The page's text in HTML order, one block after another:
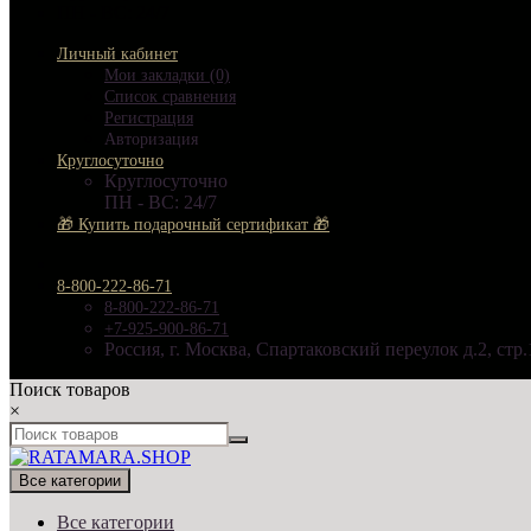
Личный кабинет
Мои закладки (0)
Список сравнения
Регистрация
Авторизация
Круглосуточно
Круглосуточно
ПН - ВС: 24/7
🎁 Купить подарочный сертификат 🎁
8-800-222-86-71
8-800-222-86-71
+7-925-900-86-71
Россия, г. Москва, Спартаковский переулок д.2,
Поиск товаров
×
Все категории
Все категории